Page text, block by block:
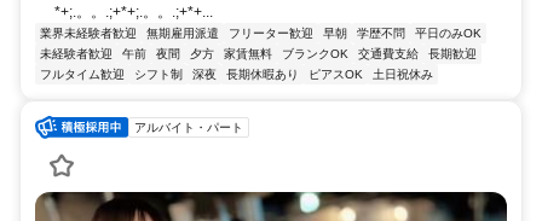
*+;.。。.;+*+;.。。.;+*+...
業界未経験者歓迎 無期雇用派遣 フリーター歓迎 早朝 学歴不問
平日のみOK
未経験者歓迎
午前 夜間 夕方 家賃無料 ブランクOK 交通費支給
長期歓迎
フルタイム歓迎
シフト制 深夜 長期休暇あり ピアスOK 土日祝休み
アルバイト・パート